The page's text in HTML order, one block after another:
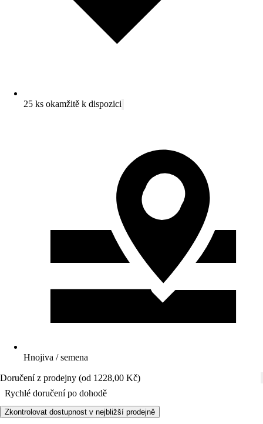
25 ks okamžitě k dispozici
Hnojiva / semena
Doručení z prodejny (od 1228,00 Kč)
Rychlé doručení po dohodě
Zkontrolovat dostupnost v nejbližší prodejně